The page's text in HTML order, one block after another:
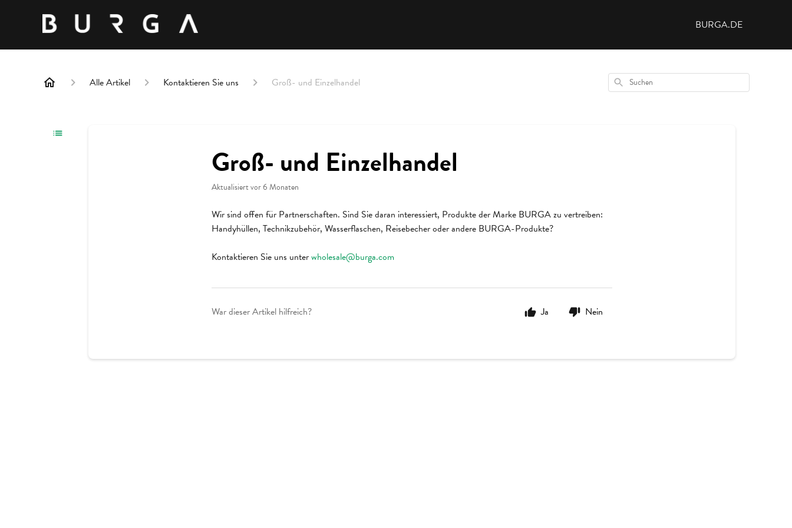
BURGA.DE
Alle Artikel Kontaktieren Sie uns Groß- und Einzelhandel Suchen
Groß- und Einzelhandel
Aktualisiertvor 6 Monaten
Wir sind offen für Partnerschaften. Sind Sie daran interessiert, Produkte der Marke BURGA zu vertreiben:
Handyhüllen, Technikzubehör, Wasserflaschen, Reisebecher oder andere BURGA-Produkte?
Kontaktieren Sie uns unterwholesale@burga.com
War dieser Artikel hilfreich? Ja Nein